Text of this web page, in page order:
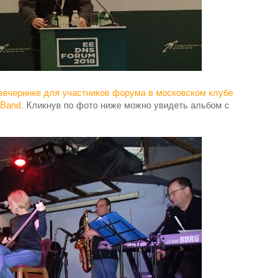
для участников форумав московском клубе
. Кликнув по фото ниже можно увидеть альбом с